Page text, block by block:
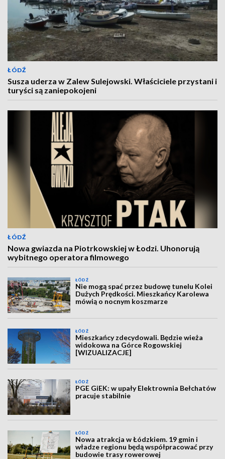
ŁÓDŹ
Susza uderza w Zalew Sulejowski. Właściciele przystani i
turyści są zaniepokojeni
ŁÓDŹ
Nowa gwiazda na Piotrkowskiej w Łodzi. Uhonorują
wybitnego operatora filmowego
ŁÓDŹ
Nie mogą spać przez budowę tunelu Kolei
Dużych Prędkości. Mieszkańcy Karolewa
mówią o nocnym koszmarze
ŁÓDŹ
Mieszkańcy zdecydowali. Będzie wieża
widokowa na Górce Rogowskiej
[WIZUALIZACJE]
ŁÓDŹ
PGE GiEK: w upały Elektrownia Bełchatów
pracuje stabilnie
ŁÓDŹ
Nowa atrakcja w Łódzkiem. 19 gmin i
władze regionu będą współpracować przy
budowie trasy rowerowej